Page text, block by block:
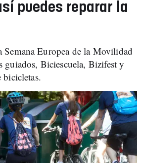
puedes reparar la
Semana Europea de la Movilidad
guiados, Biciescuela, Bizifest y
bicicletas.